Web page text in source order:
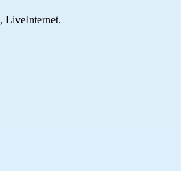
, LiveInternet.